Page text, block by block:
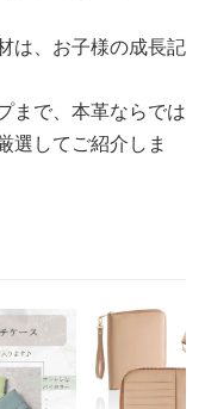
は、お子様の成長記
まで、本革ならでは
選してご紹介しま